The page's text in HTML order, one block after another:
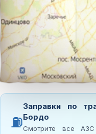
⛽
Заправки по
Бордо
Смотрите все